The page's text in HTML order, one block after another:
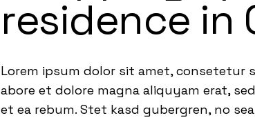
residence in
Lorem ipsum dolor sit amet, consetetur
abore et dolore magna aliquyam erat,
et ea rebum. Stet kasd gubergren, no